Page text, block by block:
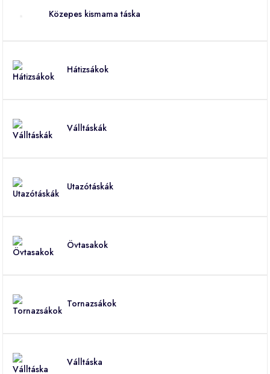
Közepes kismama táska
Hátizsákok
Válltáskák
Utazótáskák
Övtasakok
Tornazsákok
Válltáska